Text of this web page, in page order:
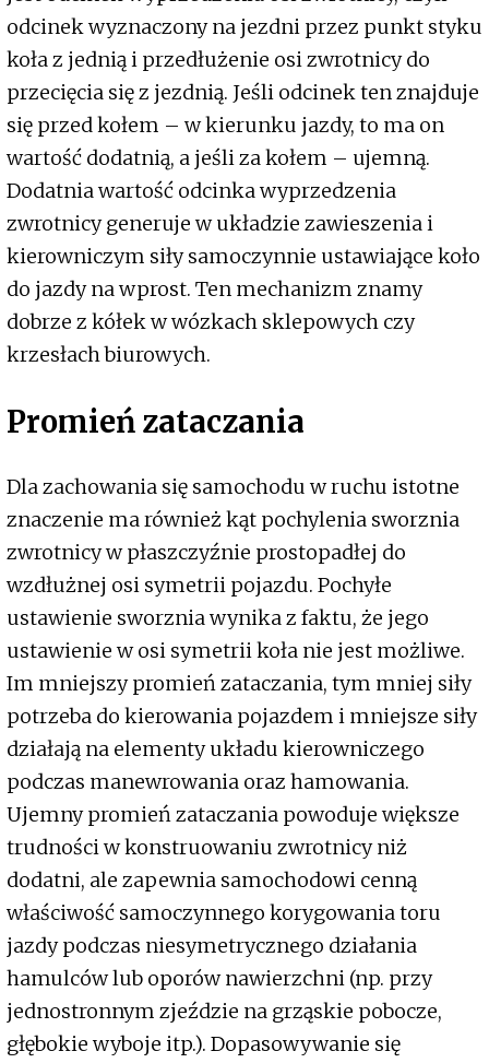
odcinek wyznaczony na jezdni przez punkt styku
koła z jednią i przedłużenie osi zwrotnicy do
przecięcia się z jezdnią. Jeśli odcinek ten znajduje
się przed kołem – w kierunku jazdy, to ma on
wartość dodatnią, a jeśli za kołem – ujemną.
Dodatnia wartość odcinka wyprzedzenia
zwrotnicy generuje w układzie zawieszenia i
kierowniczym siły samoczynnie ustawiające koło
do jazdy na wprost. Ten mechanizm znamy
dobrze z kółek w wózkach sklepowych czy
krzesłach biurowych.
Promień zataczania
Dla zachowania się samochodu w ruchu istotne
znaczenie ma również kąt pochylenia sworznia
zwrotnicy w płaszczyźnie prostopadłej do
wzdłużnej osi symetrii pojazdu. Pochyłe
ustawienie sworznia wynika z faktu, że jego
ustawienie w osi symetrii koła nie jest możliwe.
Im mniejszy promień zataczania, tym mniej siły
potrzeba do kierowania pojazdem i mniejsze siły
działają na elementy układu kierowniczego
podczas manewrowania oraz hamowania.
Ujemny promień zataczania powoduje większe
trudności w konstruowaniu zwrotnicy niż
dodatni, ale zapewnia samochodowi cenną
właściwość samoczynnego korygowania toru
jazdy podczas niesymetrycznego działania
hamulców lub oporów nawierzchni (np. przy
jednostronnym zjeździe na grząskie pobocze,
głębokie wyboje itp.). Dopasowywanie się